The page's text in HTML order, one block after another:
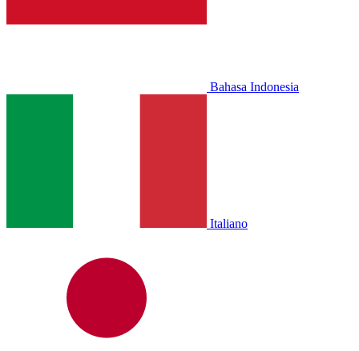
Bahasa Indonesia
Italiano